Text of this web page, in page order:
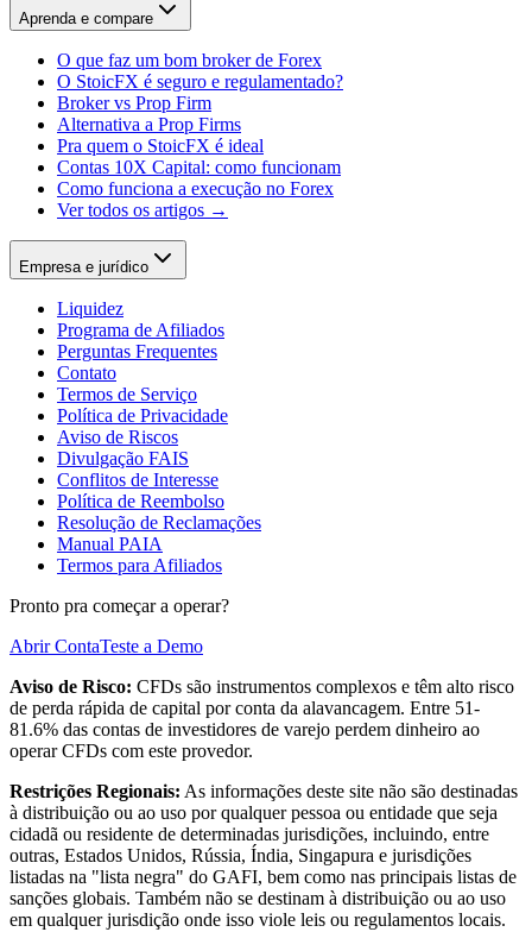
Aprenda e compare
O que faz um bom broker de Forex
O StoicFX é seguro e regulamentado?
Broker vs Prop Firm
Alternativa a Prop Firms
Pra quem o StoicFX é ideal
Contas 10X Capital: como funcionam
Como funciona a execução no Forex
Ver todos os artigos →
Empresa e jurídico
Liquidez
Programa de Afiliados
Perguntas Frequentes
Contato
Termos de Serviço
Política de Privacidade
Aviso de Riscos
Divulgação FAIS
Conflitos de Interesse
Política de Reembolso
Resolução de Reclamações
Manual PAIA
Termos para Afiliados
Pronto pra começar a operar?
Abrir ContaTeste a Demo
Aviso de Risco: CFDs são instrumentos complexos e têm alto risco
de perda rápida de capital por conta da alavancagem. Entre 51-
81.6% das contas de investidores de varejo perdem dinheiro ao
operar CFDs com este provedor.
Restrições Regionais: As informações deste site não são destinadas
à distribuição ou ao uso por qualquer pessoa ou entidade que seja
cidadã ou residente de determinadas jurisdições, incluindo, entre
outras, Estados Unidos, Rússia, Índia, Singapura e jurisdições
listadas na "lista negra" do GAFI, bem como nas principais listas de
sanções globais. Também não se destinam à distribuição ou ao uso
em qualquer jurisdição onde isso viole leis ou regulamentos locais.